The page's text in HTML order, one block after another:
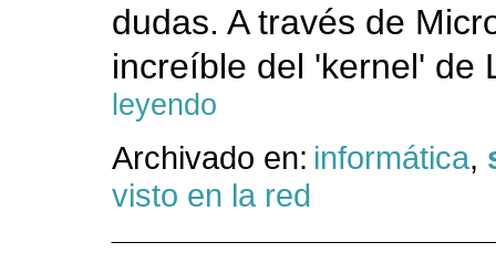
dudas. A través de
increíble del 'kernel' de
leyendo
Archivado en: informática,
visto en la red